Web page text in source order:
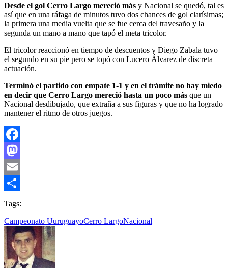
Desde el gol Cerro Largo mereció más y Nacional se quedó, tal es
así que en una ráfaga de minutos tuvo dos chances de gol clarísimas;
la primera una media vuelta que se fue cerca del travesaño y la
segunda un mano a mano que tapó el meta tricolor.
El tricolor reaccionó en tiempo de descuentos y Diego Zabala tuvo
el segundo en su pie pero se topó con Lucero Álvarez de discreta
actuación.
Terminó el partido con empate 1-1 y en el trámite no hay miedo
en decir que Cerro Largo mereció hasta un poco más que un
Nacional desdibujado, que extraña a sus figuras y que no ha logrado
mantener el ritmo de otros juegos.
Facebook
Mastodon
Email
Compartir
Tags:
Campeonato UuruguayoCerro LargoNacional